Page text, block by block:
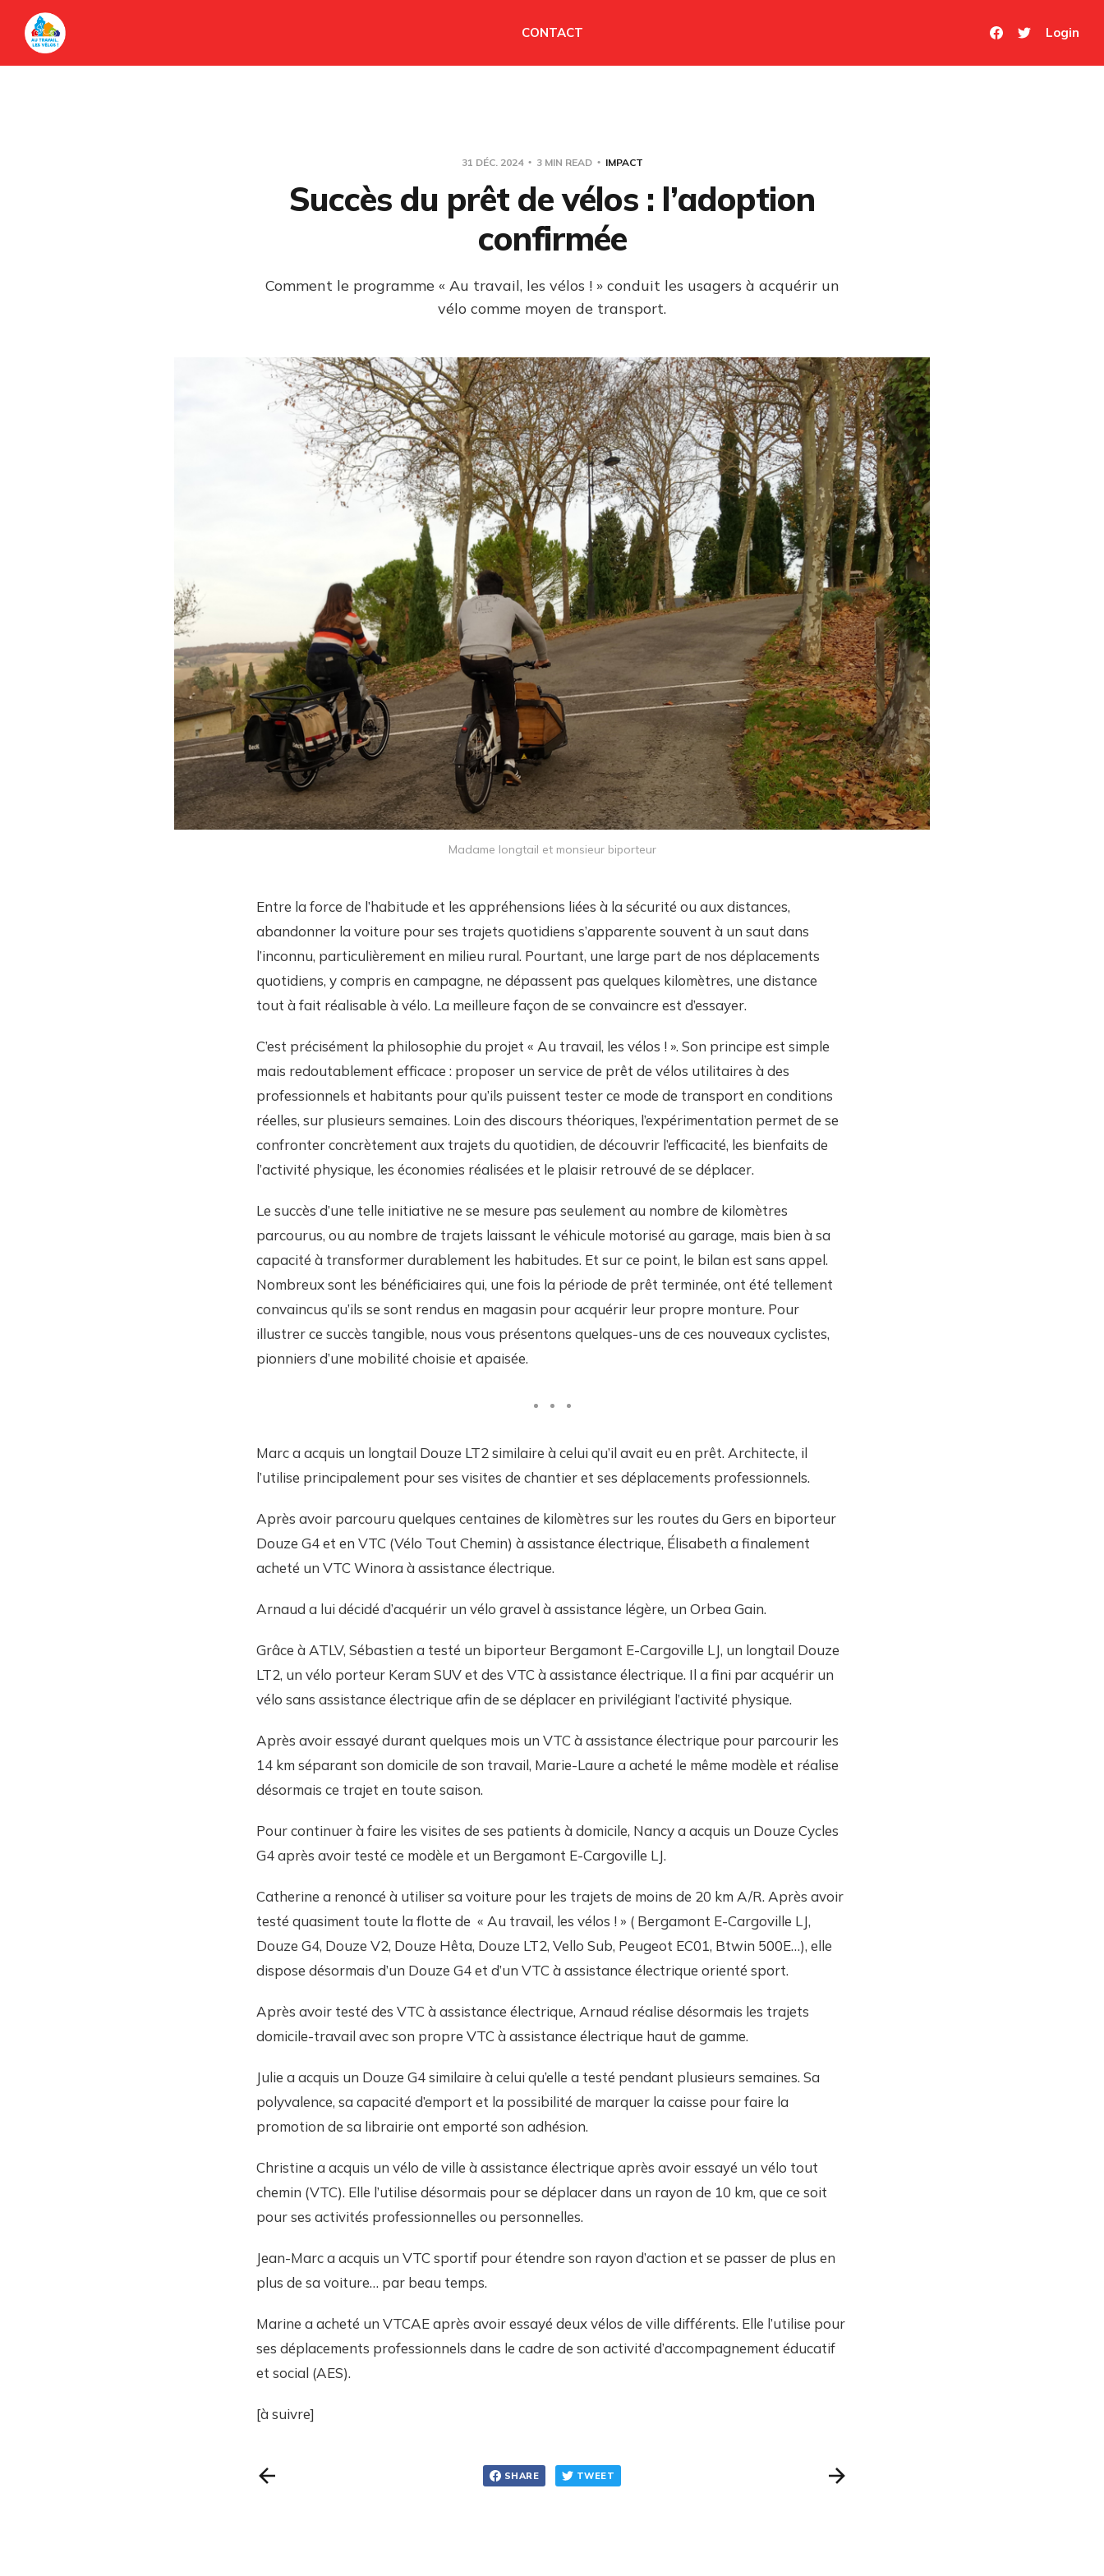
CONTACT Login
31 DÉC. 2024 3 MIN READ IMPACT
Succès du prêt de vélos : l’adoption
confirmée
Comment le programme « Au travail, les vélos ! » conduit les usagers à acquérir un
vélo comme moyen de transport.
Madame longtail et monsieur biporteur
Entre la force de l’habitude et les appréhensions liées à la sécurité ou aux distances,
abandonner la voiture pour ses trajets quotidiens s’apparente souvent à un saut dans
l’inconnu, particulièrement en milieu rural. Pourtant, une large part de nos déplacements
quotidiens, y compris en campagne, ne dépassent pas quelques kilomètres, une distance
tout à fait réalisable à vélo. La meilleure façon de se convaincre est d’essayer.
C’est précisément la philosophie du projet « Au travail, les vélos ! ». Son principe est simple
mais redoutablement efficace : proposer un service de prêt de vélos utilitaires à des
professionnels et habitants pour qu’ils puissent tester ce mode de transport en conditions
réelles, sur plusieurs semaines. Loin des discours théoriques, l’expérimentation permet de se
confronter concrètement aux trajets du quotidien, de découvrir l’efficacité, les bienfaits de
l’activité physique, les économies réalisées et le plaisir retrouvé de se déplacer.
Le succès d’une telle initiative ne se mesure pas seulement au nombre de kilomètres
parcourus, ou au nombre de trajets laissant le véhicule motorisé au garage, mais bien à sa
capacité à transformer durablement les habitudes. Et sur ce point, le bilan est sans appel.
Nombreux sont les bénéficiaires qui, une fois la période de prêt terminée, ont été tellement
convaincus qu’ils se sont rendus en magasin pour acquérir leur propre monture. Pour
illustrer ce succès tangible, nous vous présentons quelques-uns de ces nouveaux cyclistes,
pionniers d’une mobilité choisie et apaisée.
Marc a acquis un longtail Douze LT2 similaire à celui qu’il avait eu en prêt. Architecte, il
l’utilise principalement pour ses visites de chantier et ses déplacements professionnels.
Après avoir parcouru quelques centaines de kilomètres sur les routes du Gers en biporteur
Douze G4 et en VTC (Vélo Tout Chemin) à assistance électrique, Élisabeth a finalement
acheté un VTC Winora à assistance électrique.
Arnaud a lui décidé d’acquérir un vélo gravel à assistance légère, un Orbea Gain.
Grâce à ATLV, Sébastien a testé un biporteur Bergamont E-Cargoville LJ, un longtail Douze
LT2, un vélo porteur Keram SUV et des VTC à assistance électrique. Il a fini par acquérir un
vélo sans assistance électrique afin de se déplacer en privilégiant l’activité physique.
Après avoir essayé durant quelques mois un VTC à assistance électrique pour parcourir les
14 km séparant son domicile de son travail, Marie-Laure a acheté le même modèle et réalise
désormais ce trajet en toute saison.
Pour continuer à faire les visites de ses patients à domicile, Nancy a acquis un Douze Cycles
G4 après avoir testé ce modèle et un Bergamont E-Cargoville LJ.
Catherine a renoncé à utiliser sa voiture pour les trajets de moins de 20 km A/R. Après avoir
testé quasiment toute la flotte de « Au travail, les vélos ! » ( Bergamont E-Cargoville LJ,
Douze G4, Douze V2, Douze Hêta, Douze LT2, Vello Sub, Peugeot EC01, Btwin 500E…), elle
dispose désormais d’un Douze G4 et d’un VTC à assistance électrique orienté sport.
Après avoir testé des VTC à assistance électrique, Arnaud réalise désormais les trajets
domicile-travail avec son propre VTC à assistance électrique haut de gamme.
Julie a acquis un Douze G4 similaire à celui qu’elle a testé pendant plusieurs semaines. Sa
polyvalence, sa capacité d’emport et la possibilité de marquer la caisse pour faire la
promotion de sa librairie ont emporté son adhésion.
Christine a acquis un vélo de ville à assistance électrique après avoir essayé un vélo tout
chemin (VTC). Elle l’utilise désormais pour se déplacer dans un rayon de 10 km, que ce soit
pour ses activités professionnelles ou personnelles.
Jean-Marc a acquis un VTC sportif pour étendre son rayon d’action et se passer de plus en
plus de sa voiture… par beau temps.
Marine a acheté un VTCAE après avoir essayé deux vélos de ville différents. Elle l’utilise pour
ses déplacements professionnels dans le cadre de son activité d’accompagnement éducatif
et social (AES).
[à suivre]
SHARE TWEET